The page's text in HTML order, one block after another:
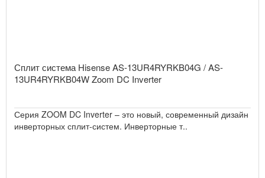
Сплит система Hisense AS-13UR4RYRKB04G / AS-
13UR4RYRKB04W Zoom DC Inverter
Серия ZOOM DC Inverter – это новый, современный дизайн
инверторных сплит-систем. Инверторные т..